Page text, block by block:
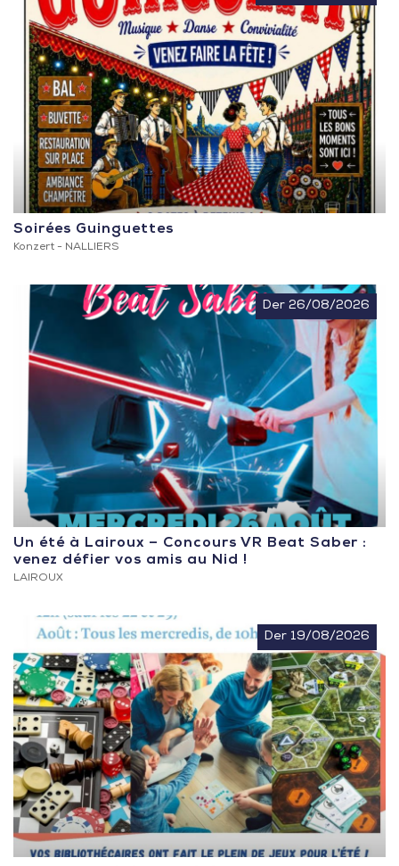
Soirées Guinguettes
Konzert - NALLIERS
Der 26/08/2026
Un été à Lairoux – Concours VR Beat Saber :
venez défier vos amis au Nid !
LAIROUX
Der 19/08/2026